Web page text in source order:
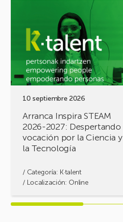
10 septiembre 2026
Arranca Inspira STEAM
2026-2027: Despertando
vocación por la Ciencia y
la Tecnología
/ Categoría: K·talent
/ Localización: Online
STEAM
2027:
Despertando
vocación
Ciencia
Tecnología